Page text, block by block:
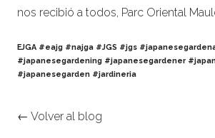
nos recibió a todos, Parc Oriental
EJGA #eajg #najga #JGS #jgs
#japanesegardening #japanesegardener
#japanesegarden #jardineria
← Volver al blog